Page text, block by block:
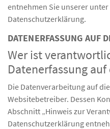
entnehmen Sie unserer
Datenschutzerklärung.
DATENERFASSUNG AUF
Wer ist
Datenerfassung
Die Datenverarbeitung auf
Websitebetreiber. Dessen
Abschnitt „Hinweis zur
Datenschutzerklärung